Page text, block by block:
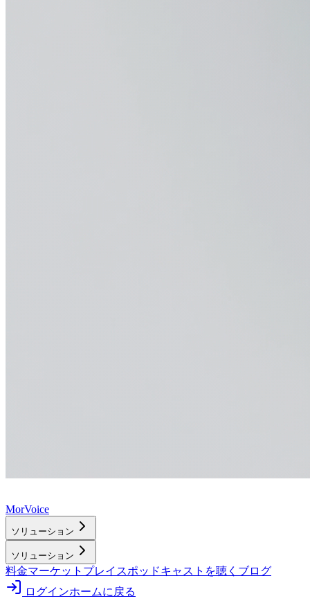
MorVoice
ソリューション
ソリューション
料金マーケットプレイスポッドキャストを聴く ブログ
ログインホームに戻る